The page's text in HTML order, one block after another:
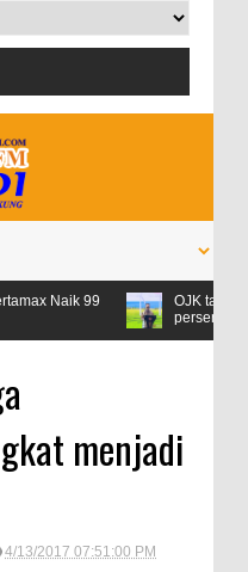
OJK targetkan kredit
persen
menjadi
4/13/2017 07:51:00 PM